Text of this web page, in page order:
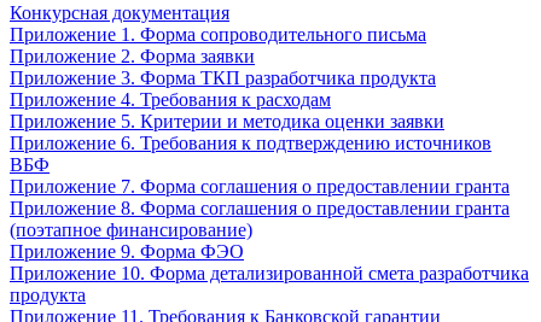
Конкурсная документация
Приложение 1. Форма сопроводительного письма
Приложение 2. Форма заявки
Приложение 3. Форма ТКП разработчика продукта
Приложение 4. Требования к расходам
Приложение 5. Критерии и методика оценки заявки
Приложение 6. Требования к подтверждению источников
ВБФ
Приложение 7. Форма соглашения о предоставлении гранта
Приложение 8. Форма соглашения о предоставлении гранта
(поэтапное финансирование)
Приложение 9. Форма ФЭО
Приложение 10. Форма детализированной смета разработчика
продукта
Приложение 11. Требования к Банковской гарантии